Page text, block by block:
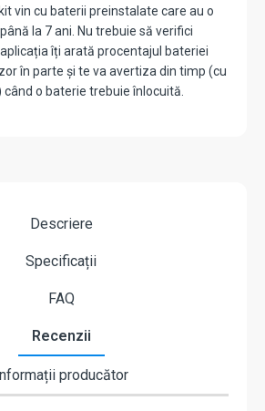
vin cu baterii preinstalate care au o
la 7 ani. Nu trebuie să verifici
îți arată procentajul bateriei
în parte și te va avertiza din timp (cu
o baterie trebuie înlocuită.
Descriere
Specificații
FAQ
Recenzii
Informații producător